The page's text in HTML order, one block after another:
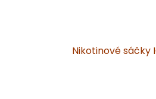
Nikotinové sáčky